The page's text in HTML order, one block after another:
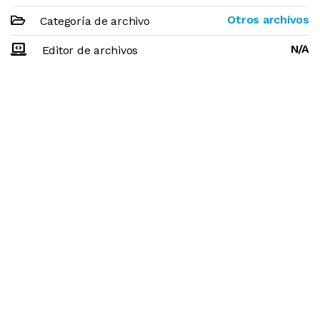
Categoría de archivo Otros archivos
Editor de archivos N/A